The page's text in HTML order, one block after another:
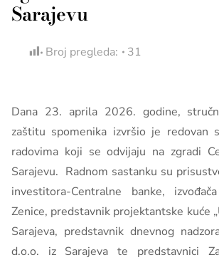
Sarajevu
Broj pregleda: 31
Dana 23. aprila 2026. godine,
zaštitu spomenika izvršio je redovan
radovima koji se odvijaju na zgradi
Sarajevu. Radnom sastanku su
investitora-Centralne banke,
Zenice, predstavnik projektantske kuće
Sarajeva, predstavnik dnevnog
d.o.o. iz Sarajeva te predstavnici